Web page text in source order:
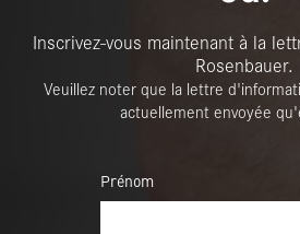
Inscrivez-vous maintenant à la
Rosenbauer.
Veuillez noter que la lettre
actuellement envoyée
Prénom